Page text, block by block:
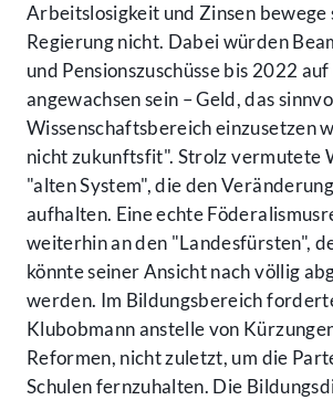
Arbeitslosigkeit und Zinsen bewege
Regierung nicht. Dabei würden
und Pensionszuschüsse bis 2022
angewachsen sein – Geld, das
Wissenschaftsbereich einzusetzen
nicht zukunftsfit". Strolz vermutete
"alten System", die den
aufhalten. Eine echte
weiterhin an den "Landesfürsten",
könnte seiner Ansicht nach völlig
werden. Im Bildungsbereich
Klubobmann anstelle von
Reformen, nicht zuletzt, um die
Schulen fernzuhalten. Die